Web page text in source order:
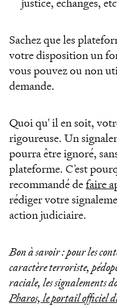
Sachez que les
votre disposition un
vous pouvez ou non
demande.
Quoi qu' il en soit,
rigoureuse. Un
pourra être ignoré,
plateforme. C’est
recommandé defaire
rédiger votre
action judiciaire.
Bon à savoir : pour les
caractère terroriste,
raciale, les signalements
Pharos, le portail officiel